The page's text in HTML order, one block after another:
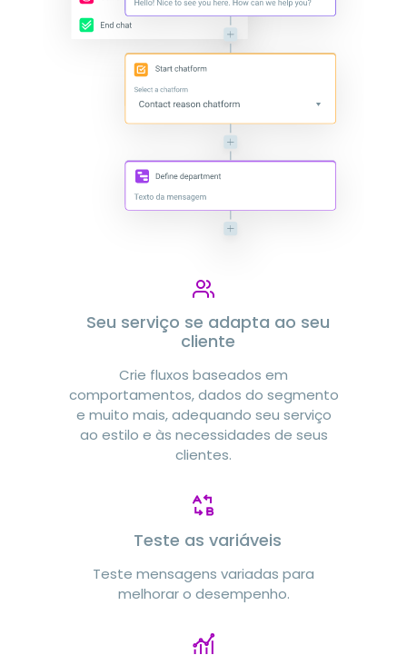
Seu serviço se adapta ao seu
cliente
Crie fluxos baseados em
comportamentos, dados do segmento
e muito mais, adequando seu serviço
ao estilo e às necessidades de seus
clientes.
Teste as variáveis
Teste mensagens variadas para
melhorar o desempenho.